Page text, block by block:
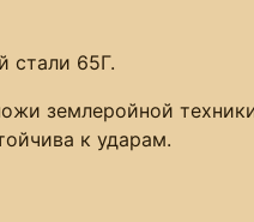
стали 65Г.
землеройной
к ударам.